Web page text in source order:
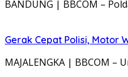
BANDUNG | BBCOM –
Gerak Cepat Polisi, Motor
MAJALENGKA | BBCOM